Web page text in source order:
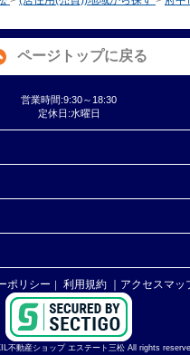
ページトップに戻る
営業時間:9:30～18:30
定休日:水曜日
ポリシー ｜ 利用規約 ｜アクセスマッ
不動産ショップ エステート三松 All rights